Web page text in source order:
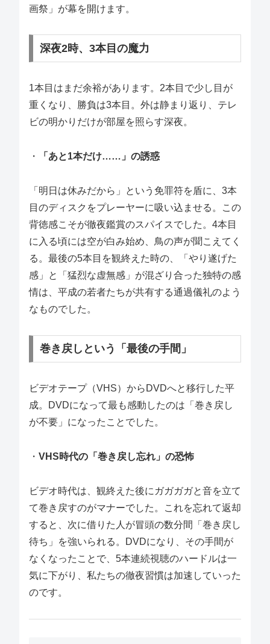
画祭」が幕を開けます。
深夜2時、3本目の魔力
1本目はまだ余裕があります。2本目で少し目が
重くなり、勝負は3本目。外は静まり返り、テレ
ビの明かりだけが部屋を照らす深夜。
・ 「あと1本だけ……」の誘惑
「明日は休みだから」という免罪符を盾に、3本
目のディスクをプレーヤーに吸い込ませる。この
背徳感こそが徹夜鑑賞のスパイスでした。4本目
に入る頃には空が白み始め、鳥の声が聞こえてく
る。最後の5本目を観終えた時の、「やり遂げた
感」と「猛烈な虚無感」が混ざり合った独特の感
情は、平成の若者たちが共有する通過儀礼のよう
なものでした。
巻き戻しという「最後の手間」
ビデオテープ（VHS）からDVDへと移行した平
成。DVDになって最も感動したのは「巻き戻し
が不要」になったことでした。
・ VHS時代の「巻き戻し忘れ」の恐怖
ビデオ時代は、観終えた後にガガガガと音を立て
て巻き戻すのがマナーでした。これを忘れて返却
すると、次に借りた人が冒頭の数分間「巻き戻し
待ち」を強いられる。DVDになり、その手間が
なくなったことで、5本連続視聴のハードルは一
気に下がり、私たちの徹夜習慣は加速していった
のです。